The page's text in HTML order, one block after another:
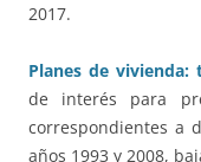
2017.
Planes de
de interés para
correspondientes a
años 1993 y 2008,